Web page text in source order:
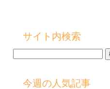
サイト内検索
今週の人気記事